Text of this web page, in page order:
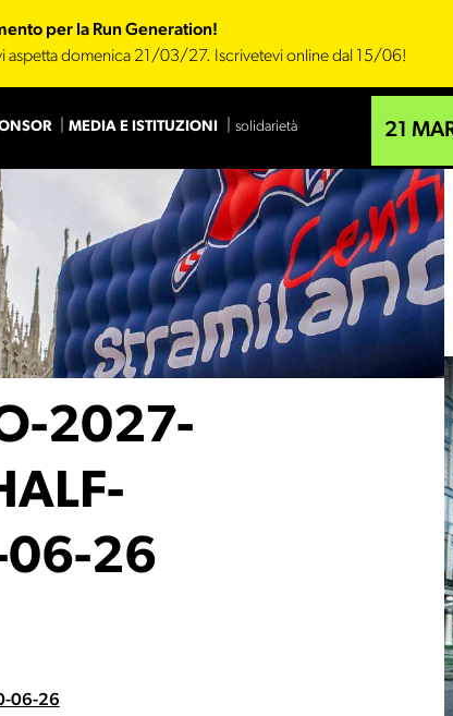
per la Run Generation!
aspetta domenica 21/03/27. Iscrivetevi online dal 15/06!
MEDIA E ISTITUZIONI solidarietà 21
2027-
06-26
06-26
Sponsor tecnico